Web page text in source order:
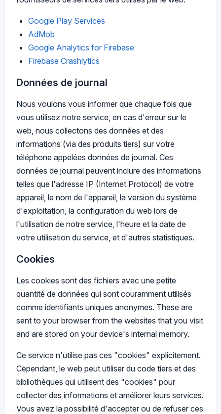
Google Play Services
AdMob
Google Analytics for Firebase
Firebase Crashlytics
Données de journal
Nous voulons vous informer que chaque fois que
vous utilisez notre service, en cas d'erreur sur le
web, nous collectons des données et des
informations (via des produits tiers) sur votre
téléphone appelées données de journal. Ces
données de journal peuvent inclure des informations
telles que l'adresse IP (Internet Protocol) de votre
appareil, le nom de l'appareil, la version du système
d'exploitation, la configuration du web lors de
l'utilisation de notre service, l'heure et la date de
votre utilisation du service, et d'autres statistiques.
Cookies
Les cookies sont des fichiers avec une petite
quantité de données qui sont couramment utilisés
comme identifiants uniques anonymes. These are
sent to your browser from the websites that you visit
and are stored on your device's internal memory.
Ce service n'utilise pas ces "cookies" explicitement.
Cependant, le web peut utiliser du code tiers et des
bibliothèques qui utilisent des "cookies" pour
collecter des informations et améliorer leurs services.
Vous avez la possibilité d'accepter ou de refuser ces